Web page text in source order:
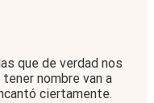
que de verdad nos
nombre van a
ciertamente.